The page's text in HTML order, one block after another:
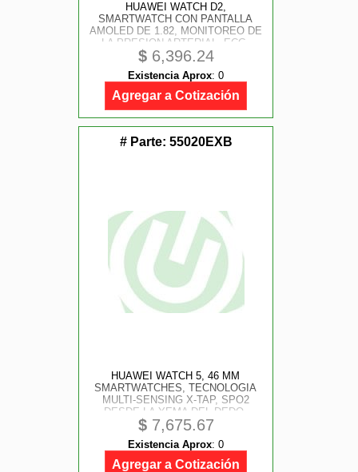
HUAWEI WATCH D2,
SMARTWATCH CON PANTALLA
AMOLED DE 1.82, MONITOREO DE
LA PRESION ARTERIAL, ECG,
EXHAUSTIVA DEL SUENO, SPO2,
ASISTENCIA SANITARIA
FAMILIAR, LLAMADAS, GPS, IOS
Y ANDROID, COLOR AZUL
$6,396.24
Existencia Aprox: 0
Agregar a Cotización
# Parte: 55020EXB
HUAWEI WATCH 5, 46 MM
SMARTWATCHES, TECNOLOGIA
MULTI-SENSING X-TAP, SPO2
DESDE LA YEMA DEL DEDO,
HEALTH GLANCE, ESIM, CON APP
ECG, HRV, DOS MODOS DE
BATERIA HASTA 11 DIAS,
ANDROID E IOS, COLOR NEGRO
$7,675.67
Existencia Aprox: 0
Agregar a Cotización